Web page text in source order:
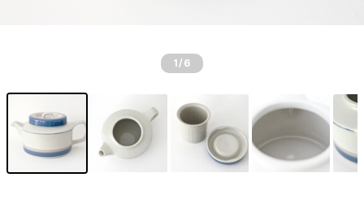
1 /6